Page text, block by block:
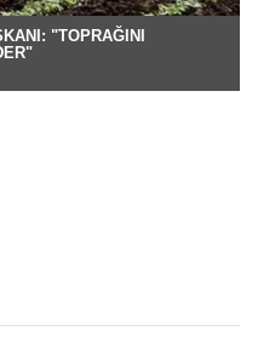
"TOPRAĞINI